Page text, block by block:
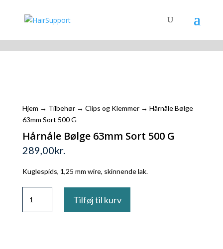
Hjem → Tilbehør→ Clips og Klemmer→ Hårnåle Bølge
63mm Sort 500 G
Hårnåle Bølge 63mm Sort 500 G
289,00kr.
Kuglespids, 1,25 mm wire, skinnende lak.
Bølge
63mm
Tilføj til kurv